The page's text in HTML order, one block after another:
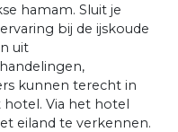
hamam. Sluit je
bij de ijskoude
uit
kunnen terecht in
hotel. Via het hotel
eiland te verkennen.